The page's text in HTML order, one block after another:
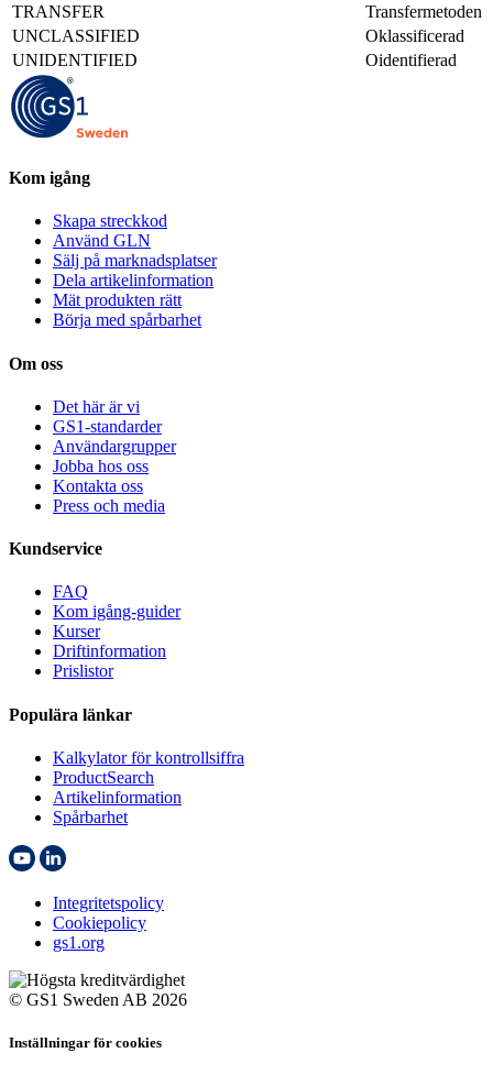
TRANSFER
Transfermetoden
UNCLASSIFIED
Oklassificerad
UNIDENTIFIED
Oidentifierad
Kom igång
Skapa streckkod
Använd GLN
Sälj på marknadsplatser
Dela artikelinformation
Mät produkten rätt
Börja med spårbarhet
Om oss
Det här är vi
GS1-standarder
Användargrupper
Jobba hos oss
Kontakta oss
Press och media
Kundservice
FAQ
Kom igång-guider
Kurser
Driftinformation
Prislistor
Populära länkar
Kalkylator för kontrollsiffra
ProductSearch
Artikelinformation
Spårbarhet
Integritetspolicy
Cookiepolicy
gs1.org
© GS1 Sweden AB 2026
Inställningar för cookies